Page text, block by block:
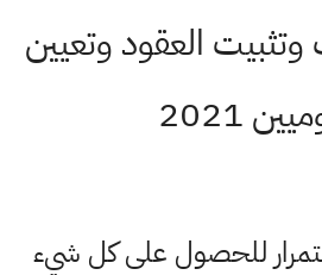
العقود وتعيين
2021
للحصول على كل شيء